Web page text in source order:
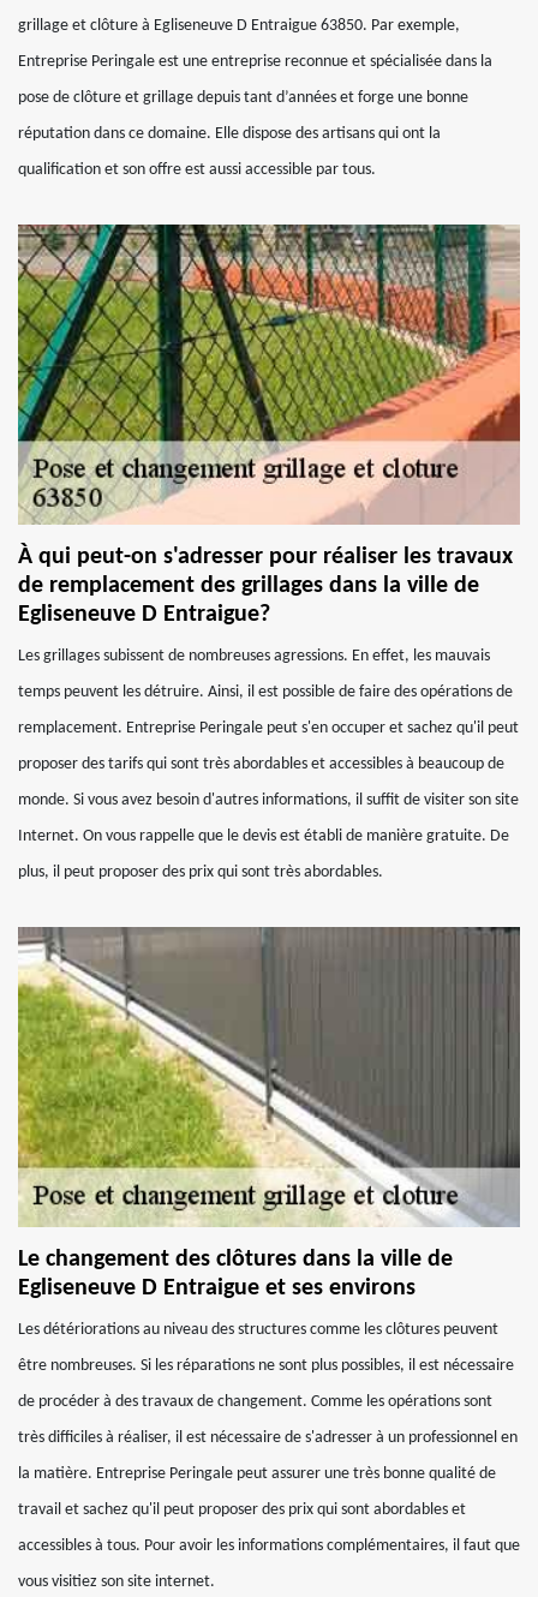
grillage et clôture à Egliseneuve D Entraigue 63850. Par exemple,
Entreprise Peringale est une entreprise reconnue et spécialisée dans la
pose de clôture et grillage depuis tant d’années et forge une bonne
réputation dans ce domaine. Elle dispose des artisans qui ont la
qualification et son offre est aussi accessible par tous.
À qui peut-on s'adresser pour réaliser les travaux
de remplacement des grillages dans la ville de
Egliseneuve D Entraigue?
Les grillages subissent de nombreuses agressions. En effet, les mauvais
temps peuvent les détruire. Ainsi, il est possible de faire des opérations de
remplacement. Entreprise Peringale peut s'en occuper et sachez qu'il peut
proposer des tarifs qui sont très abordables et accessibles à beaucoup de
monde. Si vous avez besoin d'autres informations, il suffit de visiter son site
Internet. On vous rappelle que le devis est établi de manière gratuite. De
plus, il peut proposer des prix qui sont très abordables.
Le changement des clôtures dans la ville de
Egliseneuve D Entraigue et ses environs
Les détériorations au niveau des structures comme les clôtures peuvent
être nombreuses. Si les réparations ne sont plus possibles, il est nécessaire
de procéder à des travaux de changement. Comme les opérations sont
très difficiles à réaliser, il est nécessaire de s'adresser à un professionnel en
la matière. Entreprise Peringale peut assurer une très bonne qualité de
travail et sachez qu'il peut proposer des prix qui sont abordables et
accessibles à tous. Pour avoir les informations complémentaires, il faut que
vous visitiez son site internet.